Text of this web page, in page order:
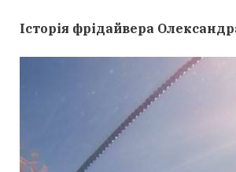
Історія фрідайвера